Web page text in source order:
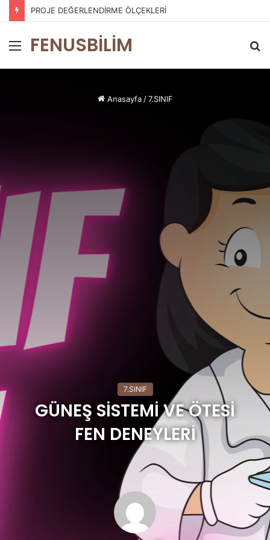
PROJE DEĞERLENDİRME ÖLÇEKLERİ
Menü
FENUSBİLİM
Anasayfa / 7.SINIF
7.SINIF
GÜNEŞ SİSTEMİ VE ÖTESİ
FEN DENEYLERİ